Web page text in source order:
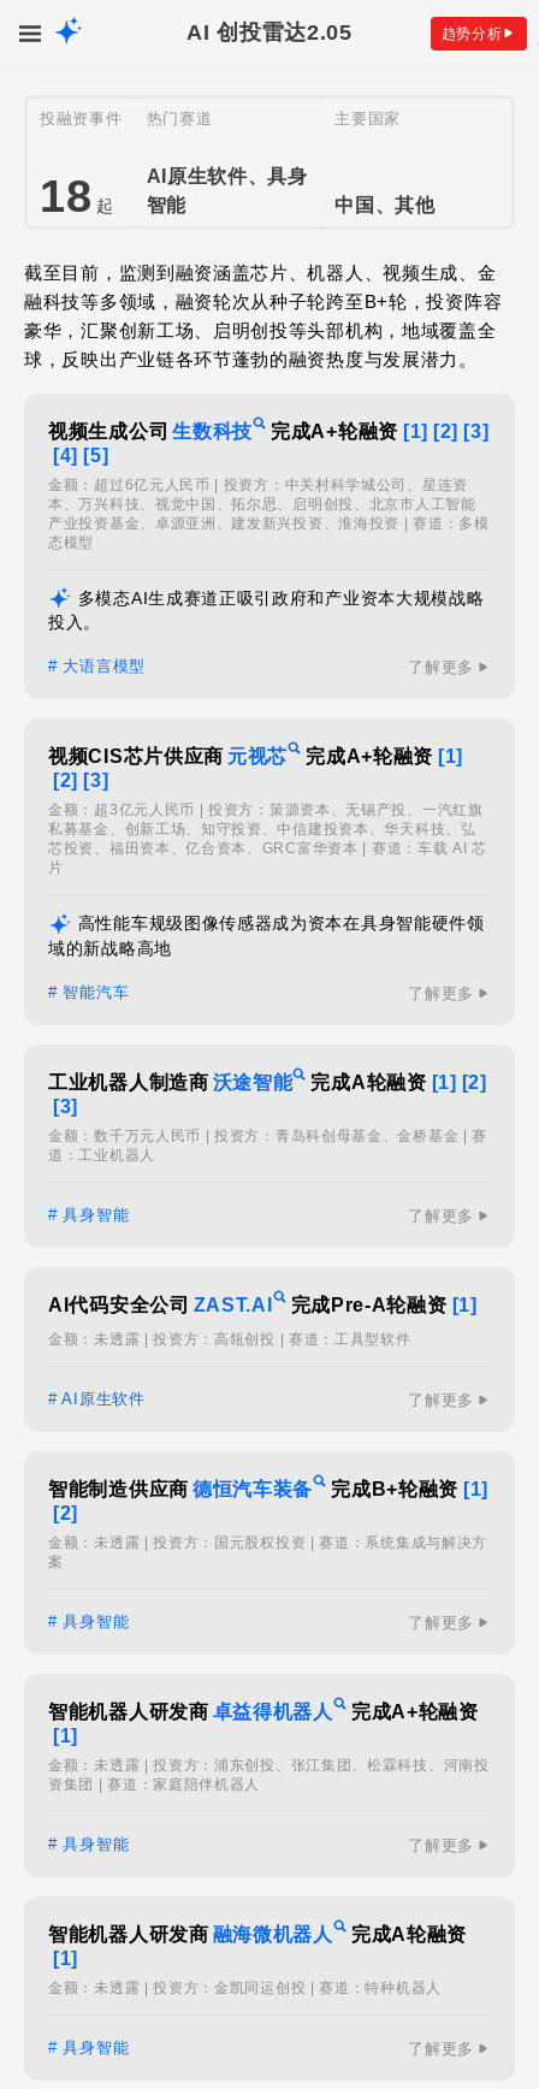
AI 创投雷达2.05 趋势分析
投融资事件
18 起
热门赛道
AI原生软件、具身
智能
主要国家
中国、其他
截至目前，监测到融资涵盖芯片、机器人、视频生成、金
融科技等多领域，融资轮次从种子轮跨至B+轮，投资阵容
豪华，汇聚创新工场、启明创投等头部机构，地域覆盖全
球，反映出产业链各环节蓬勃的融资热度与发展潜力。
视频生成公司 生数科技 完成A+轮融资 [1] [2] [3]
[4] [5]
金额：超过6亿元人民币 | 投资方：中关村科学城公司、星连资
本、万兴科技、视觉中国、拓尔思、启明创投、北京市人工智能
产业投资基金、卓源亚洲、建发新兴投资、淮海投资 | 赛道：多模
态模型
多模态AI生成赛道正吸引政府和产业资本大规模战略
投入。
# 大语言模型 了解更多
视频CIS芯片供应商 元视芯 完成A+轮融资 [1]
[2] [3]
金额：超3亿元人民币 | 投资方：策源资本、无锡产投、一汽红旗
私募基金、创新工场、知守投资、中信建投资本、华天科技、弘
芯投资、福田资本、亿合资本、GRC富华资本 | 赛道：车载 AI 芯
片
高性能车规级图像传感器成为资本在具身智能硬件领
域的新战略高地
# 智能汽车 了解更多
工业机器人制造商 沃途智能 完成A轮融资 [1] [2]
[3]
金额：数千万元人民币 | 投资方：青岛科创母基金、金桥基金 | 赛
道：工业机器人
# 具身智能 了解更多
AI代码安全公司 ZAST.AI 完成Pre-A轮融资 [1]
金额：未透露 | 投资方：高瓴创投 | 赛道：工具型软件
# AI原生软件 了解更多
智能制造供应商 德恒汽车装备 完成B+轮融资 [1]
[2]
金额：未透露 | 投资方：国元股权投资 | 赛道：系统集成与解决方
案
# 具身智能 了解更多
智能机器人研发商 卓益得机器人
完成A+轮融资
[1]
金额：未透露 | 投资方：浦东创投、张江集团、松霖科技、河南投
资集团 | 赛道：家庭陪伴机器人
# 具身智能 了解更多
智能机器人研发商 融海微机器人
完成A轮融资
[1]
金额：未透露 | 投资方：金凯同运创投 | 赛道：特种机器人
# 具身智能 了解更多